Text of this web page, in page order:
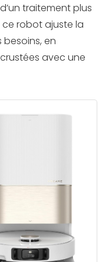
traitement plus
robot ajuste la
en
avec une